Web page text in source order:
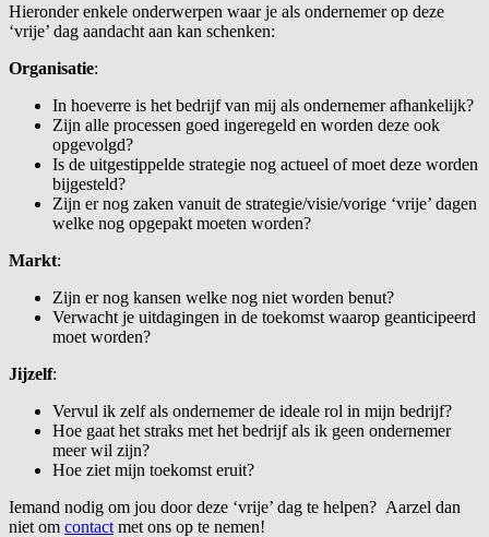
Hieronder enkele onderwerpen waar je als ondernemer op deze
‘vrije’ dag aandacht aan kan schenken:
Organisatie:
In hoeverre is het bedrijf van mij als ondernemer afhankelijk?
Zijn alle processen goed ingeregeld en worden deze ook
opgevolgd?
Is de uitgestippelde strategie nog actueel of moet deze worden
bijgesteld?
Zijn er nog zaken vanuit de strategie/visie/vorige ‘vrije’ dagen
welke nog opgepakt moeten worden?
Markt:
Zijn er nog kansen welke nog niet worden benut?
Verwacht je uitdagingen in de toekomst waarop geanticipeerd
moet worden?
Jijzelf:
Vervul ik zelf als ondernemer de ideale rol in mijn bedrijf?
Hoe gaat het straks met het bedrijf als ik geen ondernemer
meer wil zijn?
Hoe ziet mijn toekomst eruit?
Iemand nodig om jou door deze ‘vrije’ dag te helpen? Aarzel dan
niet om contact met ons op te nemen!